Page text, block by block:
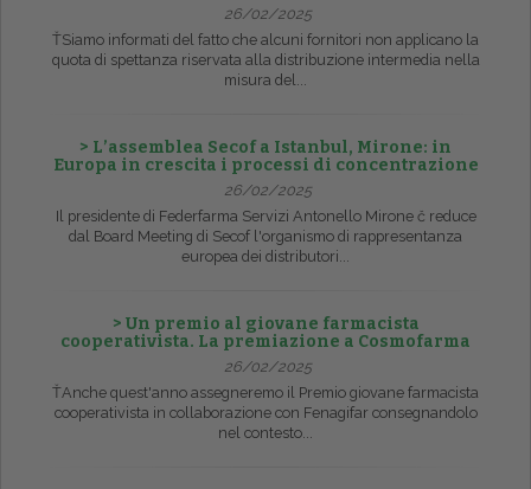
26/02/2025
ŤSiamo informati del fatto che alcuni fornitori non applicano la
quota di spettanza riservata alla distribuzione intermedia nella
misura del...
> L’assemblea Secof a Istanbul, Mirone: in
Europa in crescita i processi di concentrazione
26/02/2025
Il presidente di Federfarma Servizi Antonello Mirone č reduce
dal Board Meeting di Secof l'organismo di rappresentanza
europea dei distributori...
> Un premio al giovane farmacista
cooperativista. La premiazione a Cosmofarma
26/02/2025
ŤAnche quest'anno assegneremo il Premio giovane farmacista
cooperativista in collaborazione con Fenagifar consegnandolo
nel contesto...